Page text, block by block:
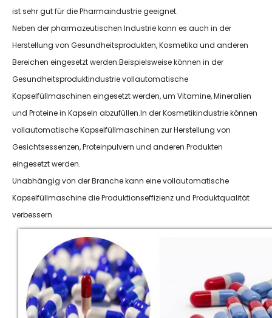
ist sehr gut für die Pharmaindustrie geeignet.
Neben der pharmazeutischen Industrie kann es auch in der
Herstellung von Gesundheitsprodukten, Kosmetika und anderen
Bereichen eingesetzt werden.Beispielsweise können in der
Gesundheitsproduktindustrie vollautomatische
Kapselfüllmaschinen eingesetzt werden, um Vitamine, Mineralien
und Proteine ​​in Kapseln abzufüllen.In der Kosmetikindustrie können
vollautomatische Kapselfüllmaschinen zur Herstellung von
Gesichtsessenzen, Proteinpulvern und anderen Produkten
eingesetzt werden.
Unabhängig von der Branche kann eine vollautomatische
Kapselfüllmaschine die Produktionseffizienz und Produktqualität
verbessern.